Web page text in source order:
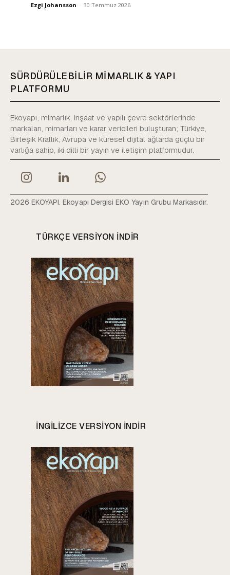
Ezgi Johansson - 30 Temmuz 2026
SÜRDÜRÜLEBİLİR MİMARLIK & YAPI
PLATFORMU
Ekoyapı; mimarlık, inşaat ve yapılı çevre sektörlerinde
markaları, mimarları ve karar vericileri buluşturan; Türkiye,
Birleşik Krallık, Avrupa ve küresel dijital ağlarda güçlü bir
varlığa sahip, iki dilli bir yayın ve iletişim platformudur.
2026 EKOYAPI. Ekoyapı Dergisi EKO Yayın Grubu Markasıdır.
TÜRKÇE VERSIYON INDIR
INGILIZCE VERSIYON INDIR